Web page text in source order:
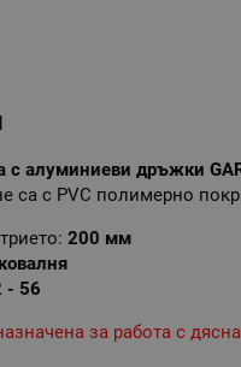
алуминиеви дръжки
са с PVC полимерно
200 мм
- 56
за работа с